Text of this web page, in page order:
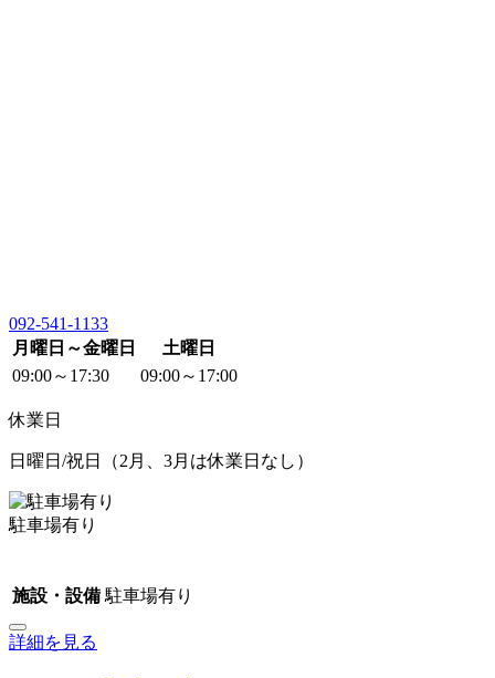
092-541-1133
月曜日～金曜日
土曜日
09:00～17:30
09:00～17:00
休業日
日曜日/祝日（2月、3月は休業日なし）
駐車場有り
施設・設備 駐車場有り
詳細を見る